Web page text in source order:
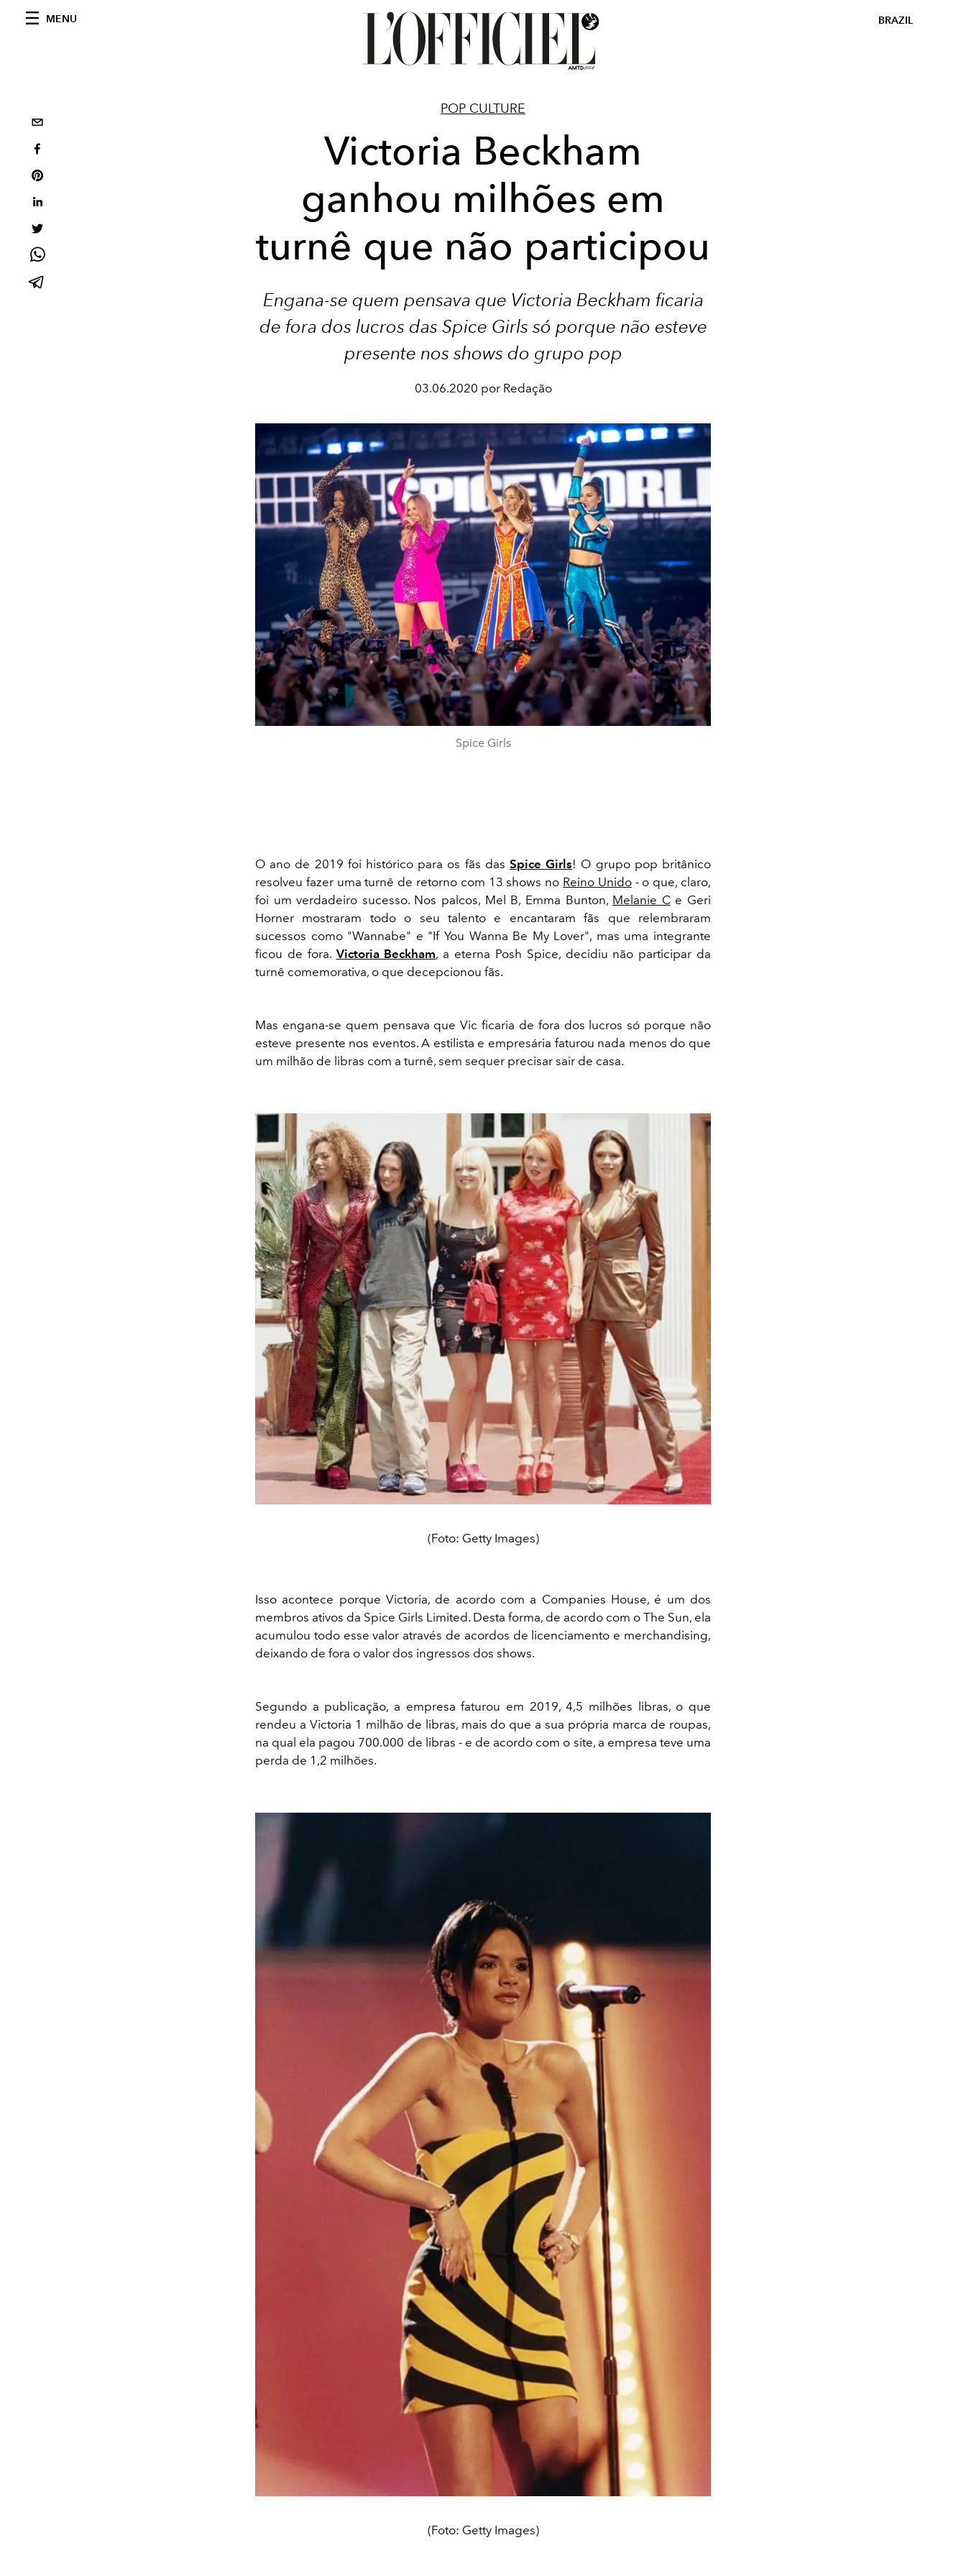
MENU BRAZIL
POP CULTURE
Victoria Beckham
ganhou milhões em
turnê que não participou
Engana-se quem pensava que Victoria Beckham ficaria
de fora dos lucros das Spice Girls só porque não esteve
presente nos shows do grupo pop
03.06.2020 por Redação
Spice Girls
O ano de 2019 foi histórico para os fãs das Spice Girls! O grupo pop britânico
resolveu fazer uma turnê de retorno com 13 shows no Reino Unido- o que, claro,
foi um verdadeiro sucesso. Nos palcos, Mel B, Emma Bunton, Melanie Ce Geri
Horner mostraram todo o seu talento e encantaram fãs que relembraram
sucessos como "Wannabe" e "If You Wanna Be My Lover", mas uma integrante
ficou de fora. Victoria Beckham, a eterna Posh Spice, decidiu não participar da
turnê comemorativa, o que decepcionou fãs.
Mas engana-se quem pensava que Vic ficaria de fora dos lucros só porque não
esteve presente nos eventos. A estilista e empresária faturou nada menos do que
um milhão de libras com a turnê, sem sequer precisar sair de casa.
(Foto: Getty Images)
Isso acontece porque Victoria, de acordo com a Companies House, é um dos
membros ativos da Spice Girls Limited. Desta forma, de acordo com o The Sun, ela
acumulou todo esse valor através de acordos de licenciamento e merchandising,
deixando de fora o valor dos ingressos dos shows.
Segundo a publicação, a empresa faturou em 2019, 4,5 milhões libras, o que
rendeu a Victoria 1 milhão de libras, mais do que a sua própria marca de roupas,
na qual ela pagou 700.000 de libras - e de acordo com o site, a empresa teve uma
perda de 1,2 milhões.
(Foto: Getty Images)